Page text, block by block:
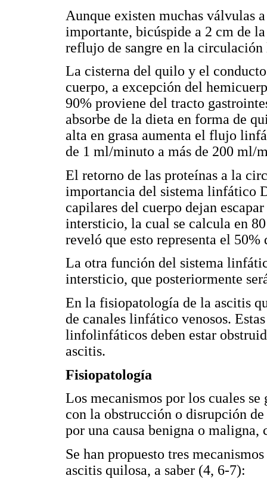
Aunque existen muchas válvulas
importante, bicúspide a 2 cm de
reflujo de sangre en la
La cisterna del quilo y el
cuerpo, a excepción del
90% proviene del tracto
absorbe de la dieta en forma de
alta en grasa aumenta el flujo
de 1 ml/minuto a más de 200 ml/
El retorno de las proteínas a la
importancia del sistema linfático
capilares del cuerpo dejan
intersticio, la cual se calcula en
reveló que esto representa el
La otra función del sistema
intersticio, que posteriormente
En la fisiopatología de la ascitis
de canales linfático venosos.
linfolinfáticos deben estar
ascitis.
Fisiopatología
Los mecanismos por los cuales
con la obstrucción o disrupción
por una causa benigna o maligna,
Se han propuesto tres
ascitis quilosa, a saber (4, 6-7):